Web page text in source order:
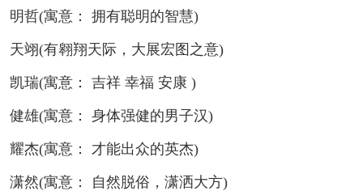
明哲(寓意： 拥有聪明的智慧)
天翊(有翱翔天际，大展宏图之意)
凯瑞(寓意： 吉祥 幸福 安康 )
健雄(寓意： 身体强健的男子汉)
耀杰(寓意： 才能出众的英杰)
潇然(寓意： 自然脱俗，潇洒大方)